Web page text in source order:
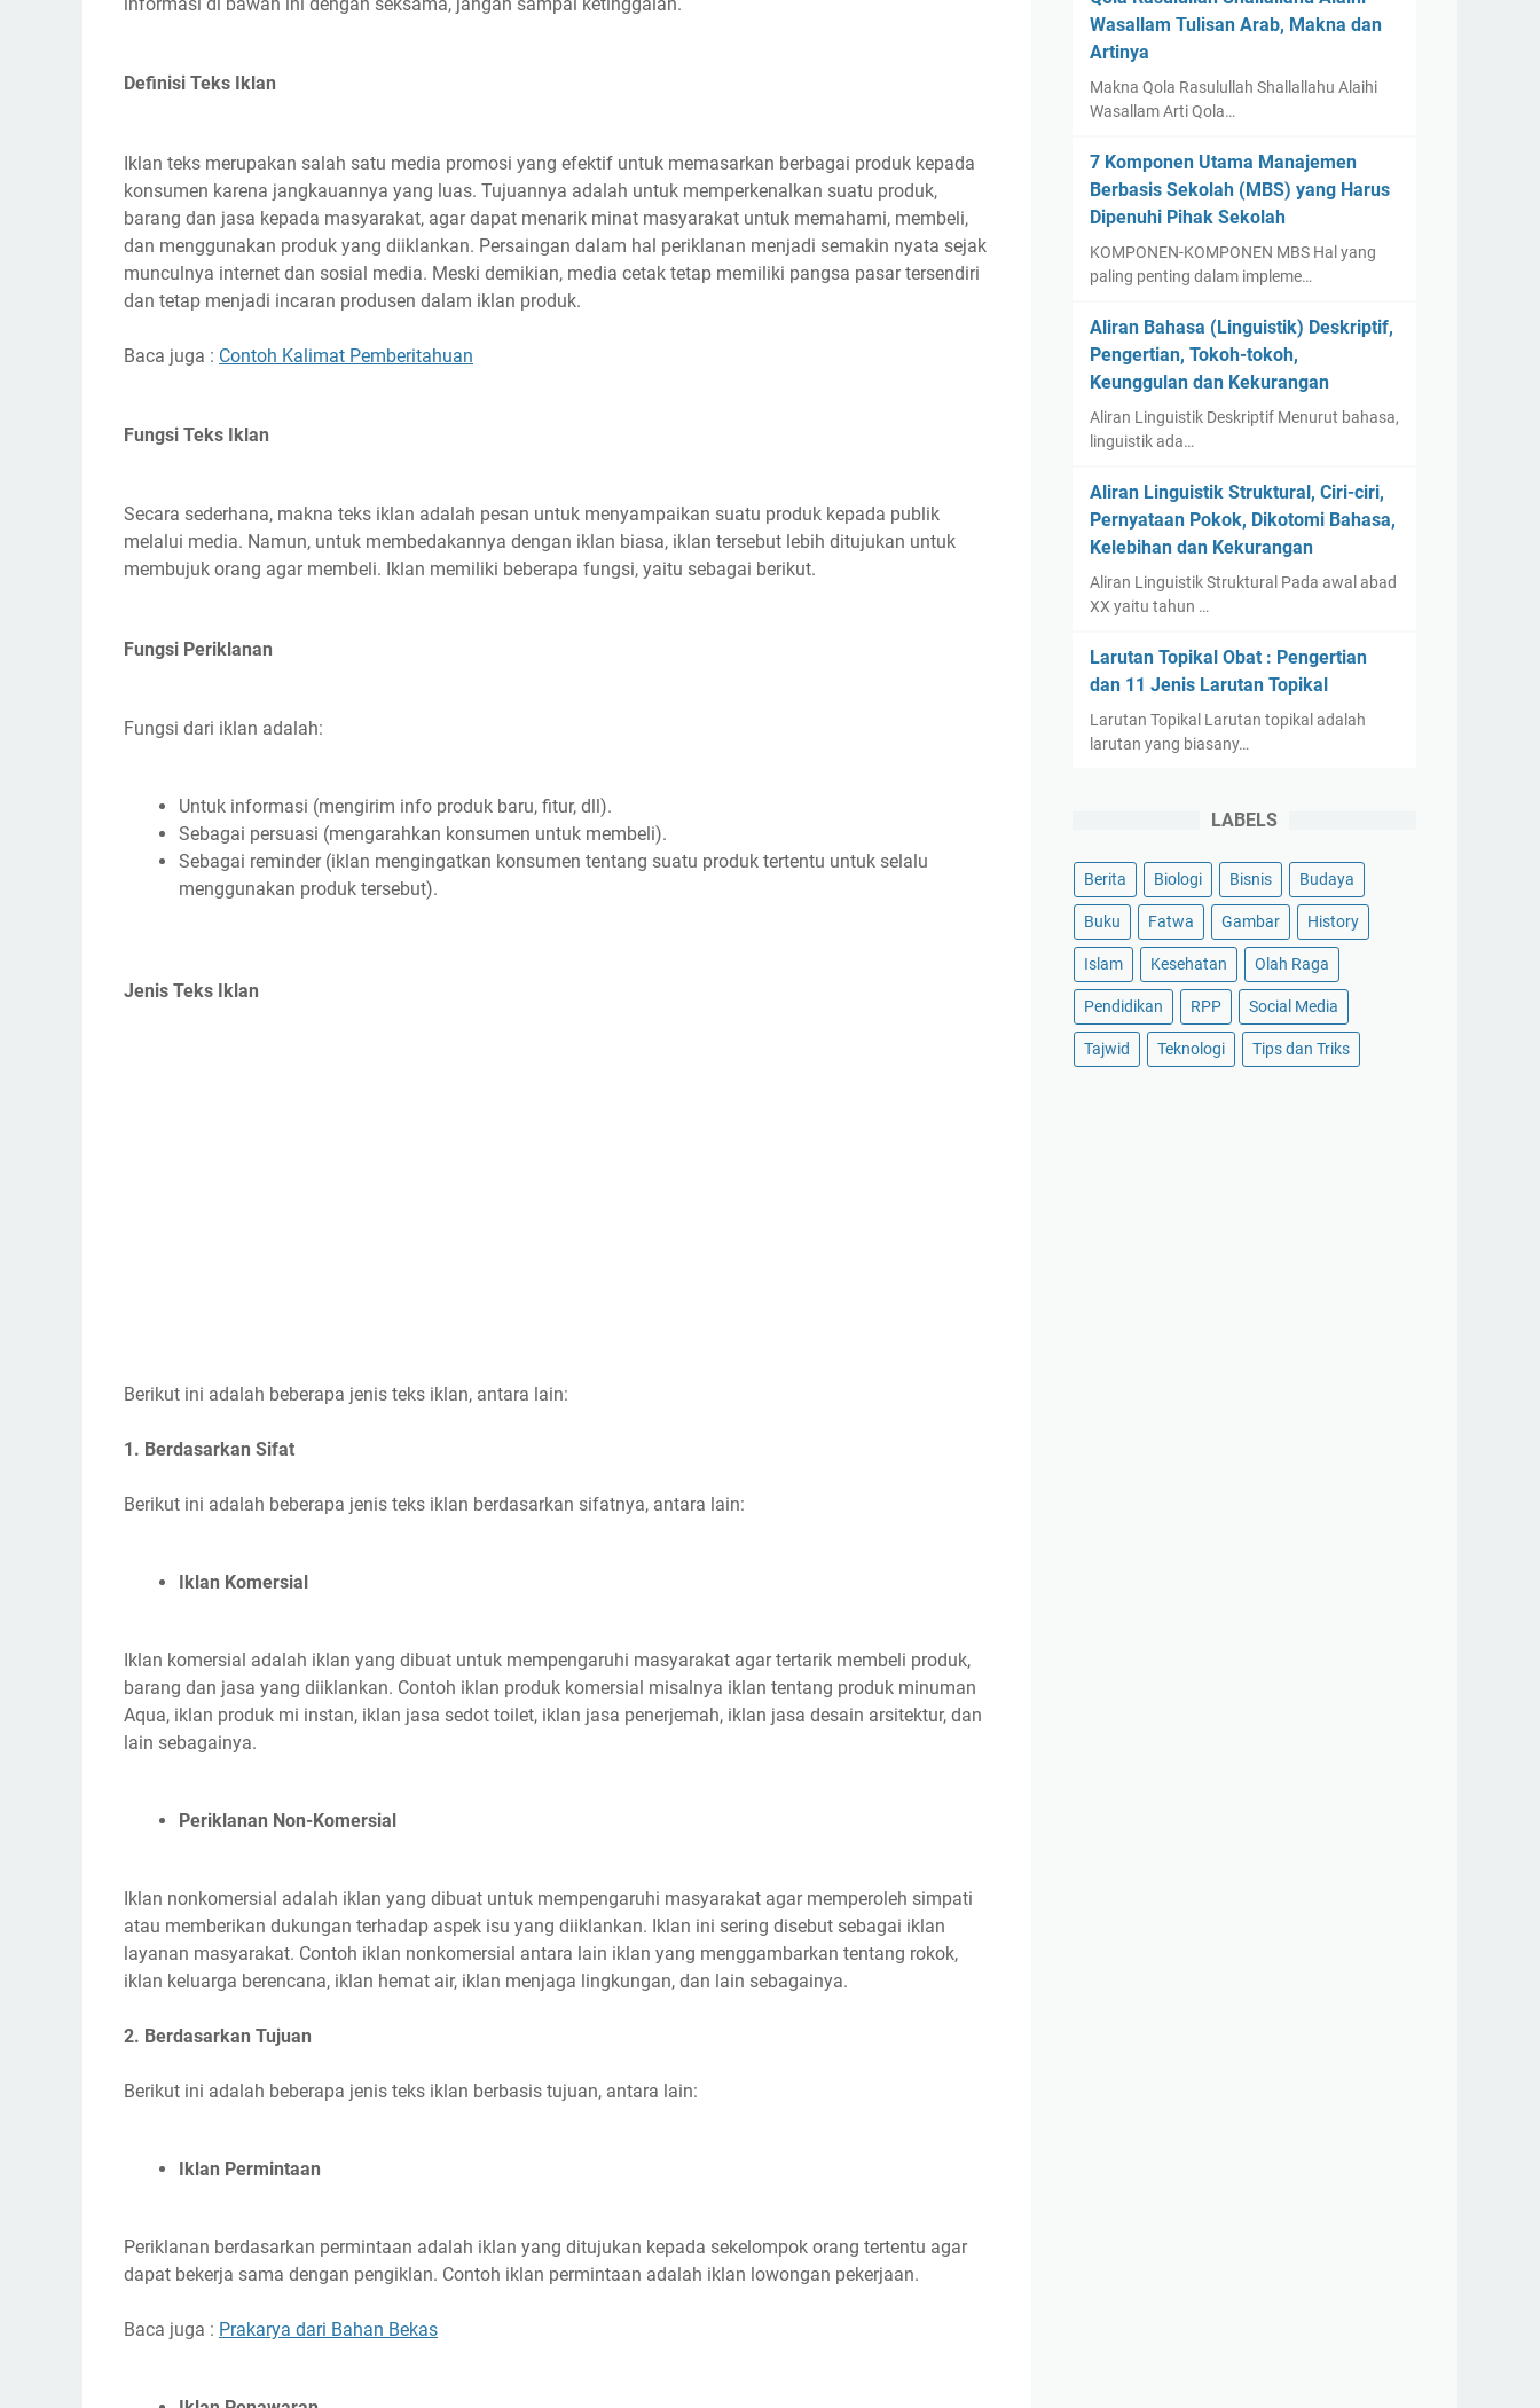
Definisi Teks Iklan
Iklan teks merupakan salah satu media promosi yang efektif untuk memasarkan berbagai produk kepada
konsumen karena jangkauannya yang luas. Tujuannya adalah untuk memperkenalkan suatu produk,
barang dan jasa kepada masyarakat, agar dapat menarik minat masyarakat untuk memahami, membeli,
dan menggunakan produk yang diiklankan. Persaingan dalam hal periklanan menjadi semakin nyata sejak
munculnya internet dan sosial media. Meski demikian, media cetak tetap memiliki pangsa pasar tersendiri
dan tetap menjadi incaran produsen dalam iklan produk.
Baca juga : Contoh Kalimat Pemberitahuan
Fungsi Teks Iklan
Secara sederhana, makna teks iklan adalah pesan untuk menyampaikan suatu produk kepada publik
melalui media. Namun, untuk membedakannya dengan iklan biasa, iklan tersebut lebih ditujukan untuk
membujuk orang agar membeli. Iklan memiliki beberapa fungsi, yaitu sebagai berikut.
Fungsi Periklanan
Fungsi dari iklan adalah:
Untuk informasi (mengirim info produk baru, fitur, dll).
Sebagai persuasi (mengarahkan konsumen untuk membeli).
Sebagai reminder (iklan mengingatkan konsumen tentang suatu produk tertentu untuk selalu
menggunakan produk tersebut).
Jenis Teks Iklan
Berikut ini adalah beberapa jenis teks iklan, antara lain:
1. Berdasarkan Sifat
Berikut ini adalah beberapa jenis teks iklan berdasarkan sifatnya, antara lain:
Iklan Komersial
Iklan komersial adalah iklan yang dibuat untuk mempengaruhi masyarakat agar tertarik membeli produk,
barang dan jasa yang diiklankan. Contoh iklan produk komersial misalnya iklan tentang produk minuman
Aqua, iklan produk mi instan, iklan jasa sedot toilet, iklan jasa penerjemah, iklan jasa desain arsitektur, dan
lain sebagainya.
Periklanan Non-Komersial
Iklan nonkomersial adalah iklan yang dibuat untuk mempengaruhi masyarakat agar memperoleh simpati
atau memberikan dukungan terhadap aspek isu yang diiklankan. Iklan ini sering disebut sebagai iklan
layanan masyarakat. Contoh iklan nonkomersial antara lain iklan yang menggambarkan tentang rokok,
iklan keluarga berencana, iklan hemat air, iklan menjaga lingkungan, dan lain sebagainya.
2. Berdasarkan Tujuan
Berikut ini adalah beberapa jenis teks iklan berbasis tujuan, antara lain:
Iklan Permintaan
Periklanan berdasarkan permintaan adalah iklan yang ditujukan kepada sekelompok orang tertentu agar
dapat bekerja sama dengan pengiklan. Contoh iklan permintaan adalah iklan lowongan pekerjaan.
Baca juga : Prakarya dari Bahan Bekas
Wasallam Tulisan Arab, Makna dan
Artinya
Makna Qola Rasulullah Shallallahu Alaihi
Wasallam Arti Qola…
7 Komponen Utama Manajemen
Berbasis Sekolah (MBS) yang Harus
Dipenuhi Pihak Sekolah
KOMPONEN-KOMPONEN MBS Hal yang
paling penting dalam impleme…
Aliran Bahasa (Linguistik) Deskriptif,
Pengertian, Tokoh-tokoh,
Keunggulan dan Kekurangan
Aliran Linguistik Deskriptif Menurut bahasa,
linguistik ada…
Aliran Linguistik Struktural, Ciri-ciri,
Pernyataan Pokok, Dikotomi Bahasa,
Kelebihan dan Kekurangan
Aliran Linguistik Struktural Pada awal abad
XX yaitu tahun …
Larutan Topikal Obat : Pengertian
dan 11 Jenis Larutan Topikal
Larutan Topikal Larutan topikal adalah
larutan yang biasany…
LABELS
Berita Biologi Bisnis Budaya
Buku Fatwa Gambar History
Islam Kesehatan Olah Raga
Pendidikan RPP Social Media
Tajwid Teknologi Tips dan Triks